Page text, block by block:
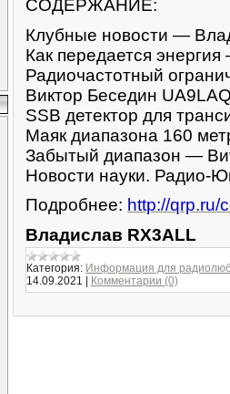
CОДЕРЖАНИЕ:
Клубные новости —
Как передается
Радиочастотный
Виктор Беседин
SSB детектор для
Маяк диапазона 160
Забытый диапазон —
Новости науки. Радио-
Подробнее: http://qrp.ru/
Владислав RX3ALL
Категория: Информация для
14.09.2021
Комментарии (0)